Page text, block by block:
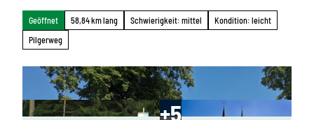
Geöffnet 58,84 km lang Schwierigkeit: mittel
Kondition: leicht
Pilgerweg